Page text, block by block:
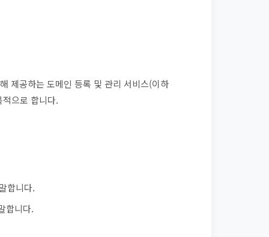
제공하는 도메인 등록 및 관리 서비스(이하
으로 합니다.
합니다.
합니다.